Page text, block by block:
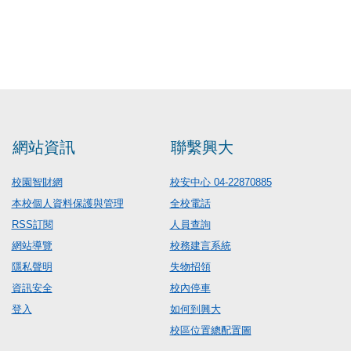
網站資訊
校園智財網
本校個人資料保護與管理
RSS訂閱
網站導覽
隱私聲明
資訊安全
登入
聯繫興大
校安中心 04-22870885
全校電話
人員查詢
校務建言系統
失物招領
校內停車
如何到興大
校區位置總配置圖